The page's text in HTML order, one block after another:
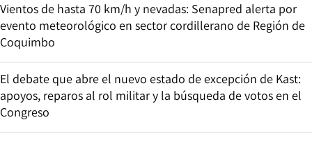
Vientos de hasta 70 km/h y nevadas: Senapred alerta por
evento meteorológico en sector cordillerano de Región de
Coquimbo
El debate que abre el nuevo estado de excepción de Kast:
apoyos, reparos al rol militar y la búsqueda de votos en el
Congreso